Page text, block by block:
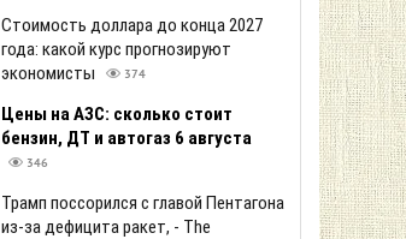
Стоимость доллара до конца 2027
года: какой курс прогнозируют
экономисты
374
Цены на АЗС: сколько стоит
бензин, ДТ и автогаз 6 августа
346
Трамп поссорился с главой Пентагона
из-за дефицита ракет, - The